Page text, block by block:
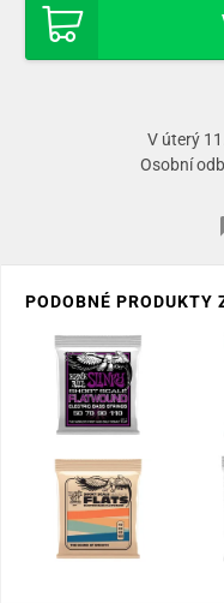
V úterý
Osobní
PODOBNÉ PRODUKTY